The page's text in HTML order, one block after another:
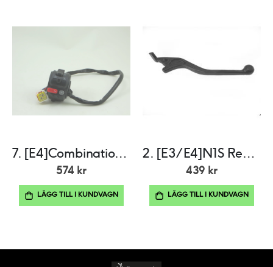
7. [E4]Combination switch - left
574 kr
LÄGG TILL I KUNDVAGN
2. [E3/E4]N1S Rear disc brake lever
439 kr
LÄGG TILL I KUNDVAGN